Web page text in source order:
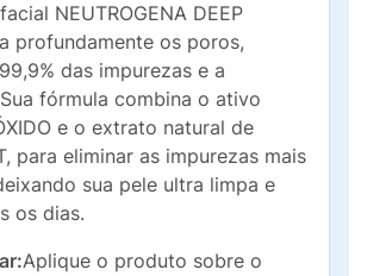
NEUTROGENA DEEP
profundamente os poros,
das impurezas e a
fórmula combina o ativo
e o extrato natural de
para eliminar as impurezas mais
sua pele ultra limpa e
os dias.
Aplique o produto sobre o